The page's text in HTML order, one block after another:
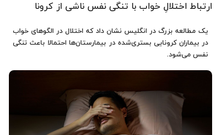
ارتباط اختلالِ خواب با تنگی نفس ناشی از کرونا
یک مطالعه بزرگ در انگلیس نشان داد که اختلال در الگوهای خواب
در بیماران کرونایی بستری‌شده در بیمارستان‌ها احتمالا باعث تنگی
نفس می‌شود.